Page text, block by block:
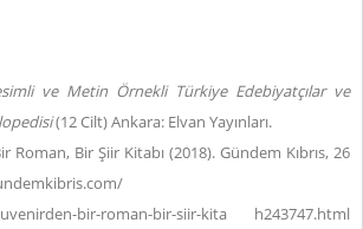
ve Metin Örnekli Türkiye Edebiyatçılar ve
(12 Cilt) Ankara: Elvan Yayınları.
Roman, Bir Şiir Kitabı (2018). Gündem Kıbrıs, 26
bir-roman-bir-siir-kita h243747.html